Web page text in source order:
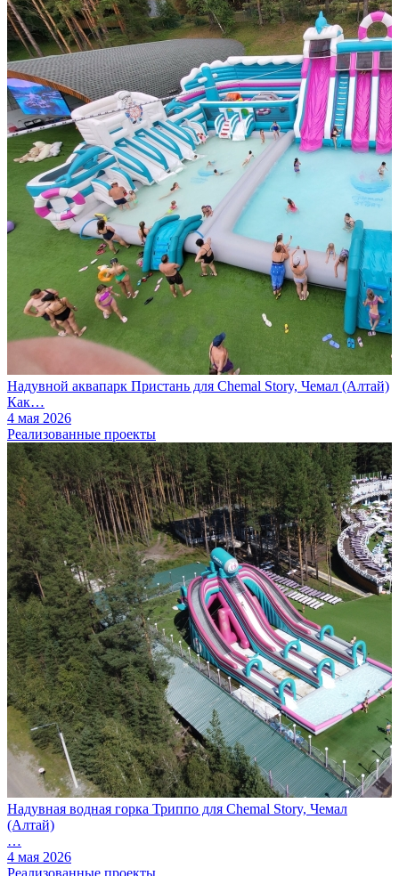
Надувной аквапарк Пристань для Chemal Story, Чемал (Алтай)
Как…
4 мая 2026
Реализованные проекты
Надувная водная горка Триппо для Chemal Story, Чемал
(Алтай)
…
4 мая 2026